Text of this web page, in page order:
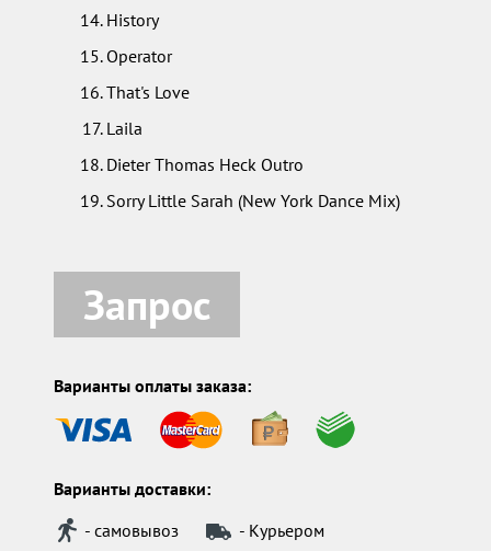
History
Operator
That's Love
Laila
Dieter Thomas Heck Outro
Sorry Little Sarah (New York Dance Mix)
Запрос
Варианты оплаты заказа:
Варианты доставки:
- самовывоз
- Курьером